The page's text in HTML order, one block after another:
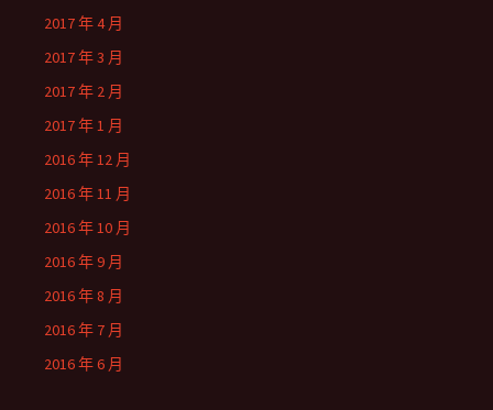
2017 年 4 月
2017 年 3 月
2017 年 2 月
2017 年 1 月
2016 年 12 月
2016 年 11 月
2016 年 10 月
2016 年 9 月
2016 年 8 月
2016 年 7 月
2016 年 6 月